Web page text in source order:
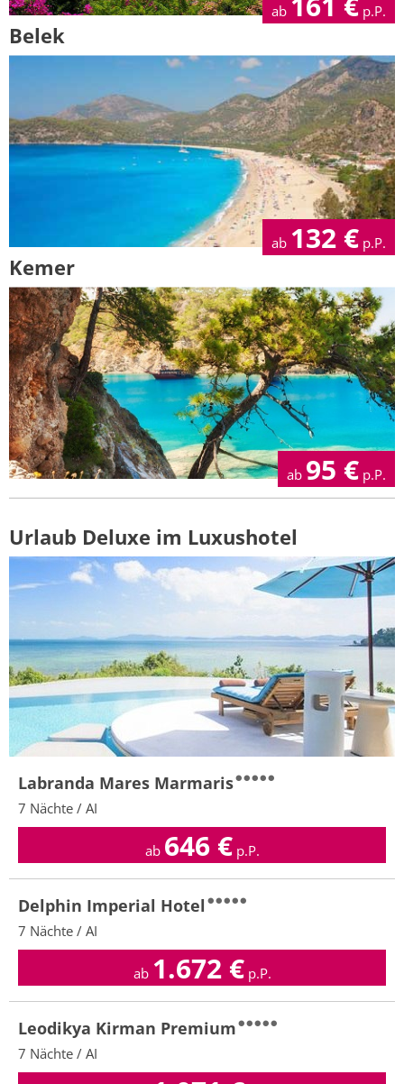
ab p.P.
Belek
ab 132 € p.P.
Kemer
ab 95 € p.P.
Urlaub Deluxe im Luxushotel
Labranda Mares Marmaris
7 Nächte / AI
ab 646€ p.P.
Delphin Imperial Hotel
7 Nächte / AI
ab 1.672€ p.P.
Leodikya Kirman Premium
7 Nächte / AI